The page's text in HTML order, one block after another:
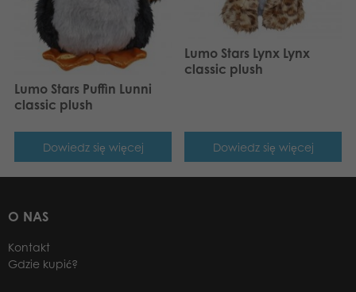
Lumo Stars Puffin Lunni
classic plush
Dowiedz się więcej
Lumo Stars Lynx Lynx
classic plush
Dowiedz się więcej
O NAS
Kontakt
Gdzie kupić?